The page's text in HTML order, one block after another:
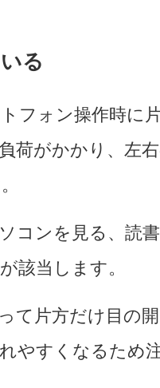
る
フォン操作時に
荷がかかり、左
コンを見る、読
該当します。
て片方だけ目の
やすくなるため